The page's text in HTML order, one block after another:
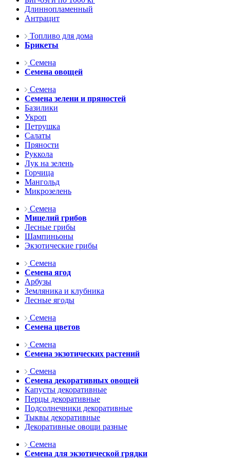
Длиннопламенный
Антрацит
Топливо для дома
Брикеты
Семена
Семена овощей
Семена
Семена зелени и пряностей
Базилики
Укроп
Петрушка
Салаты
Пряности
Руккола
Лук на зелень
Горчица
Мангольд
Микрозелень
Семена
Мицелий грибов
Лесные грибы
Шампиньоны
Экзотические грибы
Семена
Семена ягод
Арбузы
Земляника и клубника
Лесные ягоды
Семена
Семена цветов
Семена
Семена экзотических растений
Семена
Семена декоративных овощей
Капусты декоративные
Перцы декоративные
Подсолнечники декоративные
Тыквы декоративные
Декоративные овощи разные
Семена
Семена для экзотической грядки